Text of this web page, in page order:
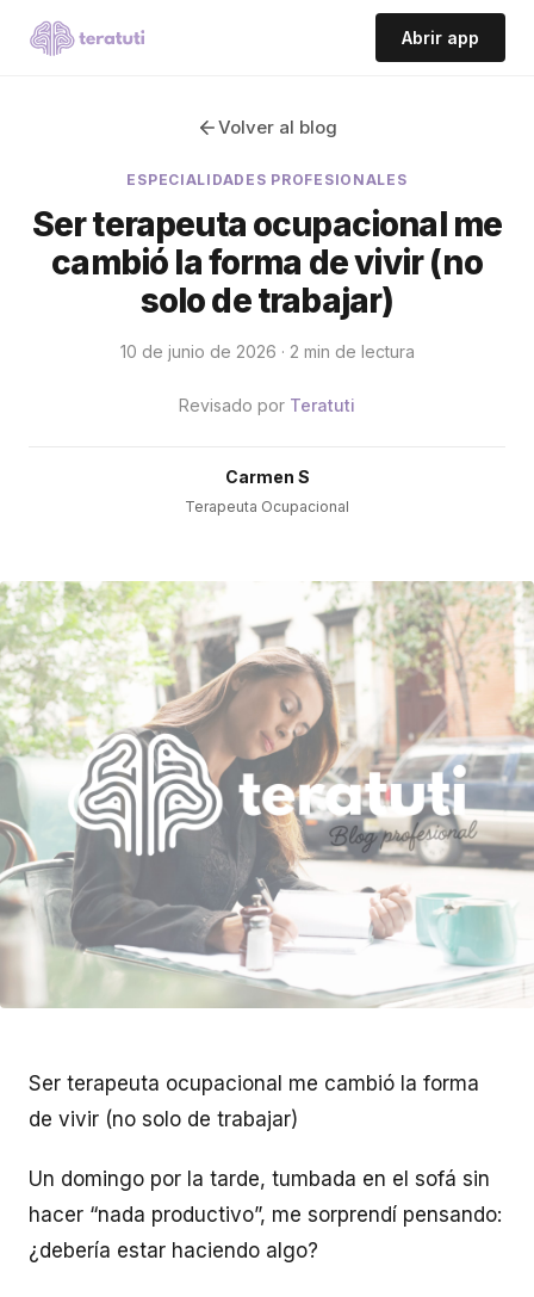
Abrir app
Volver al blog
ESPECIALIDADES PROFESIONALES
Ser terapeuta ocupacional me
cambió la forma de vivir (no
solo de trabajar)
10 de junio de 2026 · 2 min de lectura
Revisado por Teratuti
Carmen S
Terapeuta Ocupacional
Ser terapeuta ocupacional me cambió la forma
de vivir (no solo de trabajar)
Un domingo por la tarde, tumbada en el sofá sin
hacer “nada productivo”, me sorprendí pensando:
¿debería estar haciendo algo?